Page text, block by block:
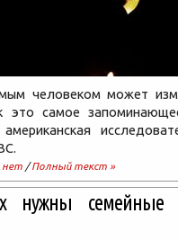
человеком может
это самое
нет /Полный текст »
нужны семейные